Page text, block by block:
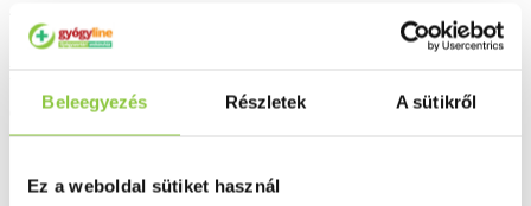
Beleegyezés Részletek A sütikről
Ez a weboldal sütiket használ
5. Hogyan kell a Canesten Kombi Uno 500 mg lágy
6. A csomagolás tartalma és egyéb információk